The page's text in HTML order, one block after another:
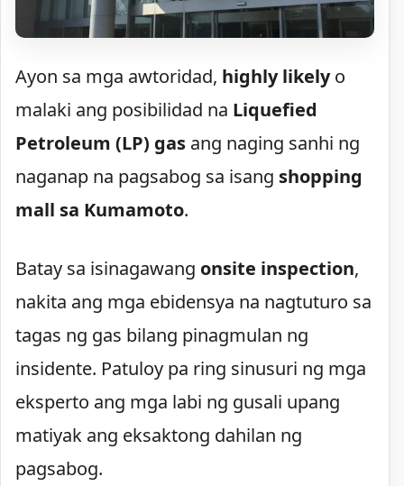
Ayon sa mga awtoridad, highly likelyo
malaki ang posibilidad na Liquefied
Petroleum (LP) gas ang naging sanhi ng
naganap na pagsabog sa isang shopping
mall sa Kumamoto.
Batay sa isinagawang onsite inspection,
nakita ang mga ebidensya na nagtuturo sa
tagas ng gas bilang pinagmulan ng
insidente. Patuloy pa ring sinusuri ng mga
eksperto ang mga labi ng gusali upang
matiyak ang eksaktong dahilan ng
pagsabog.